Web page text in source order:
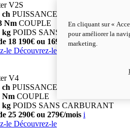
V2S
ch PUISSANCE
Nm COUPLE
kg POIDS SANS CARBURANT
18 190€ ou 169€/mois i
le Découvrez-le
V4
ch PUISSANCE
Nm COUPLE
kg POIDS SANS CARBURANT
25 290€ ou 279€/mois i
le Découvrez-le
En cliquant sur «
pour améliorer la
marketing.